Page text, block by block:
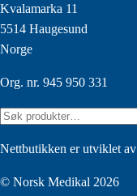
Kvalamarka 11
5514 Haugesund
Norge
Org. nr. 945 950 331
Søk
Nettbutikken er utviklet av
© Norsk Medikal 2026